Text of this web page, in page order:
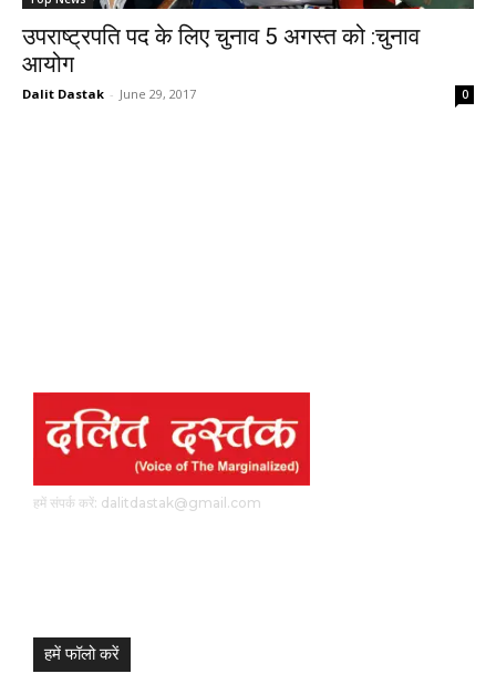
उपराष्‍ट्रपति पद के लिए चुनाव 5 अगस्‍त को :चुनाव
आयोग
Dalit Dastak - June 29, 2017 0
हमें संपर्क करें: dalitdastak@gmail.com
हमें फॉलो करें